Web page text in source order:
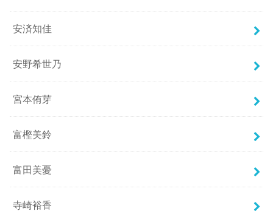
安済知佳
安野希世乃
宮本侑芽
富樫美鈴
富田美憂
寺崎裕香